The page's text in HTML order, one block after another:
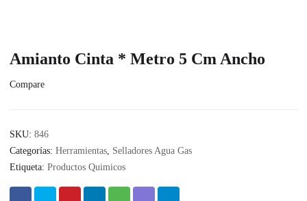
Amianto Cinta * Metro 5 Cm Ancho
Compare
SKU: 846
Categorías: Herramientas, Selladores Agua Gas
Etiqueta: Productos Quimicos